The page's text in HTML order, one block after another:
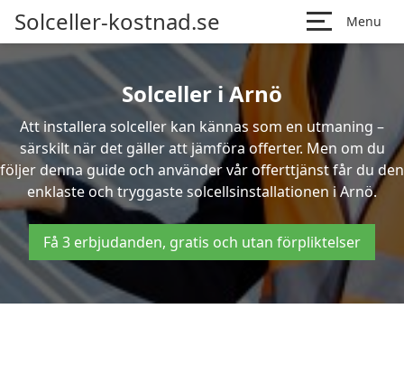
Solceller-kostnad.se Menu
Solceller i Arnö
Att installera solceller kan kännas som en utmaning –
särskilt när det gäller att jämföra offerter. Men om du
följer denna guide och använder vår offerttjänst får du den
enklaste och tryggaste solcellsinstallationen i Arnö.
Få 3 erbjudanden, gratis och utan förpliktelser